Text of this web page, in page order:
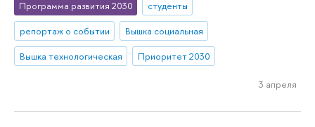
Программа развития 2030
студенты
репортаж о событии
Вышка социальная
Вышка технологическая
Приоритет 2030
3 апреля